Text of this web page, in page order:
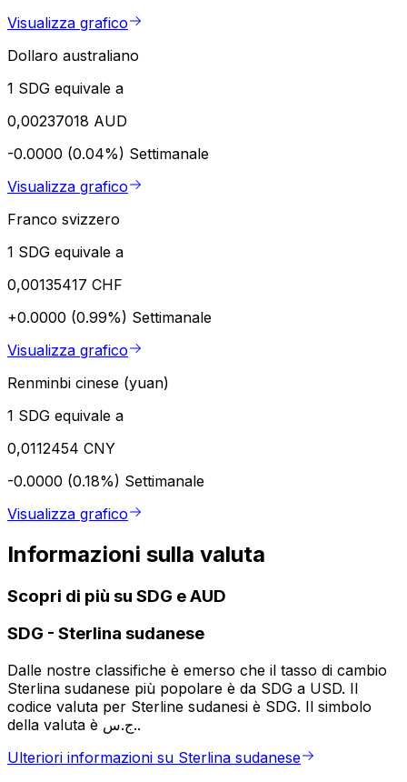
Visualizza grafico
Dollaro australiano
1 SDG equivale a
0,00237018 AUD
-0.0000 (0.04%) Settimanale
Visualizza grafico
Franco svizzero
1 SDG equivale a
0,00135417 CHF
+0.0000 (0.99%) Settimanale
Visualizza grafico
Renminbi cinese (yuan)
1 SDG equivale a
0,0112454 CNY
-0.0000 (0.18%) Settimanale
Visualizza grafico
Informazioni sulla valuta
Scopri di più su SDG e AUD
SDG - Sterlina sudanese
Dalle nostre classifiche è emerso che il tasso di cambio
Sterlina sudanese più popolare è da SDG a USD. Il
codice valuta per Sterline sudanesi è SDG. Il simbolo
della valuta è ج.س..
Ulteriori informazioni su Sterlina sudanese